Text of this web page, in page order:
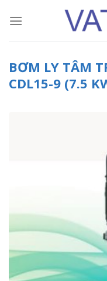
BƠM LY TÂM
CDL15-9 (7.5